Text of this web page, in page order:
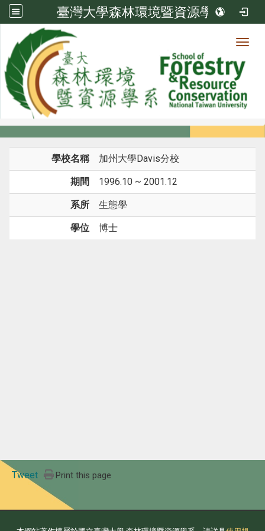
臺灣大學森林環境暨資源學系
系所成員
系所成員
學校名稱 加州大學Davis分校
期間 1996.10 ~ 2001.12
系所 生態學
學位 博士
Tweet Print this page